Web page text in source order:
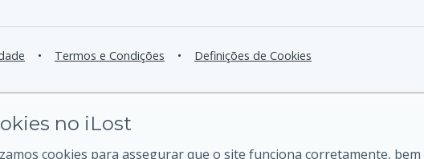
• Termos e Condições • Definições de Cookies
no iLost
cookies para assegurar que o site funciona corretamente,